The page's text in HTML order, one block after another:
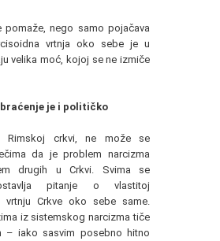
pomaže, nego samo pojačava
vrtnja oko sebe je u
velika moć, kojoj se ne izmiče
je i političko
Rimskoj crkvi, ne može se
da je problem narcizma
drugih u Crkvi. Svima se
pitanje o vlastitoj
vrtnju Crkve oko sebe same.
iz sistemskog narcizma tiče
– iako sasvim posebno hitno